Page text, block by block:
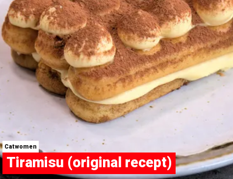
Catwomen
Tiramisu (original recept)